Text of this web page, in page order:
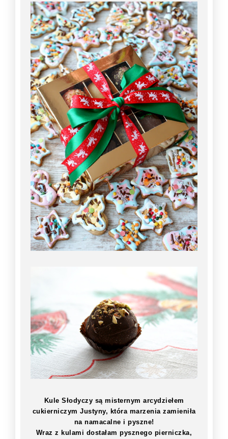
Kule Słodyczy są misternym arcydziełem
cukierniczym Justyny, która marzenia zamieniła
na namacalne i pyszne!
Wraz z kulami dostałam pysznego pierniczka,